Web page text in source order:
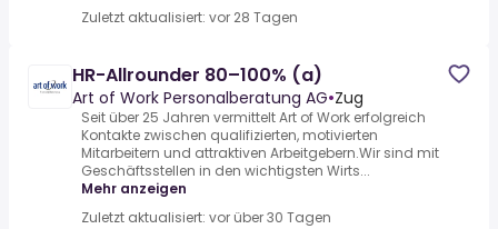
Zuletzt aktualisiert: vor 28 Tagen
HR-Allrounder 80–100% (a)
Art of Work Personalberatung AG•Zug
Seit über 25 Jahren vermittelt Art of Work erfolgreich
Kontakte zwischen qualifizierten, motivierten
Mitarbeitern und attraktiven Arbeitgebern.Wir sind mit
Geschäftsstellen in den wichtigsten Wirts...
Mehr anzeigen
Zuletzt aktualisiert: vor über 30 Tagen